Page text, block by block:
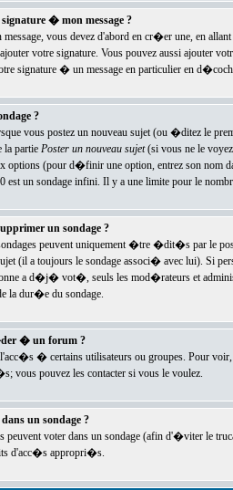
� mon message ?
vous devez d'abord en cr�er une, en
votre signature. Vous pouvez aussi ajouter
signature � un message en particulier en
?
vous postez un nouveau sujet (ou �ditez le
la partie Poster un nouveau sujet(si vous ne le voyez
options (pour d�finir une option, entrez son nom
est un sondage infini. Il y a une limite pour le
un sondage ?
peuvent uniquement �tre �dit�s par le
(il a toujours le sondage associ� avec lui). Si
a d�j� vot�, seuls les mod�rateurs et
la dur�e du sondage.
� un forum ?
� certains utilisateurs ou groupes. Pour
vous pouvez les contacter si vous le voulez.
un sondage ?
peuvent voter dans un sondage (afin d'�viter le
d'acc�s appropri�s.